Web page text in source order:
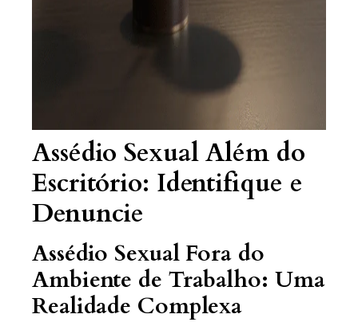
Assédio Sexual Além do
Escritório: Identifique e
Denuncie
Assédio Sexual Fora do
Ambiente de Trabalho: Uma
Realidade Complexa